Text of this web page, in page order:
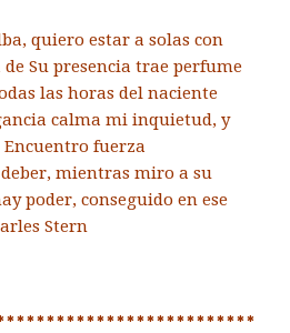
quiero estar a solas con
Su presencia trae perfume
las horas del naciente
calma mi inquietud, y
fuerza
mientras miro a su
poder, conseguido en ese
Stern